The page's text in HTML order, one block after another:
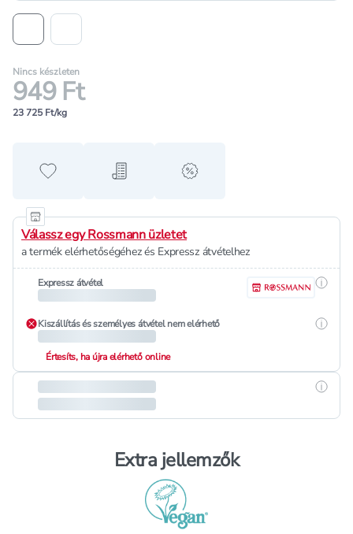
Nincs készleten
949 Ft
23 725 Ft/kg
Hozzáadás a kedvencekhez
Hozzáadás a bevásárló listához
alert when on sale
Válassz egy Rossmann üzletet
a termék elérhetőségéhez és Expressz átvételhez
Expressz átvétel
Kiszállítás és személyes átvétel nem elérhető
Értesíts, ha újra elérhető online
Extra jellemzők